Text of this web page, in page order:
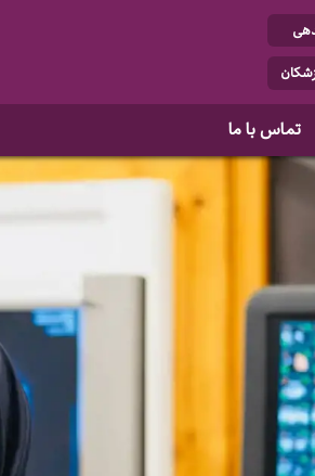
تماس با ما